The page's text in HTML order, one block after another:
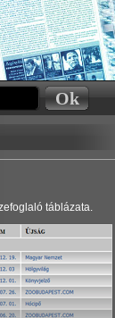
táblázata.